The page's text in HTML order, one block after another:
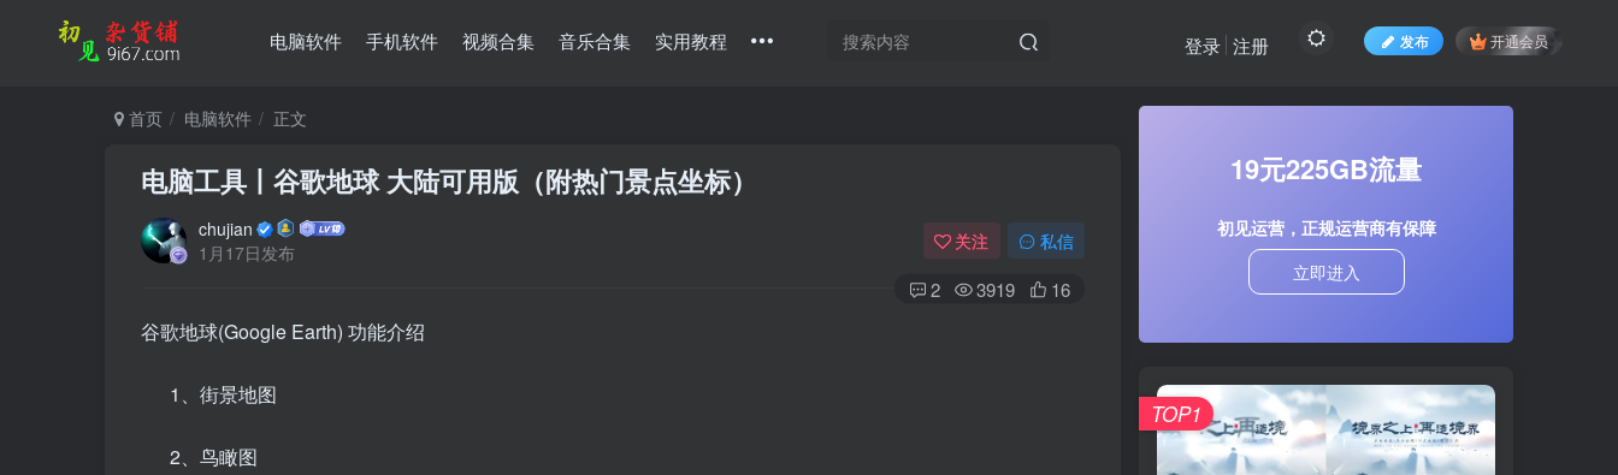
电脑软件 手机软件 视频合集 音乐合集 实用教程 发布 开通会员
登录 注册
首页 电脑软件 正文
电脑工具丨谷歌地球 大陆可用版（附热门景点坐标）
chujian
1月17日发布
关注 私信
2 3919 16
谷歌地球(Google Earth) 功能介绍
1、街景地图
2、鸟瞰图
19元225GB流量
初见运营，正规运营商有保障
立即进入
TOP1